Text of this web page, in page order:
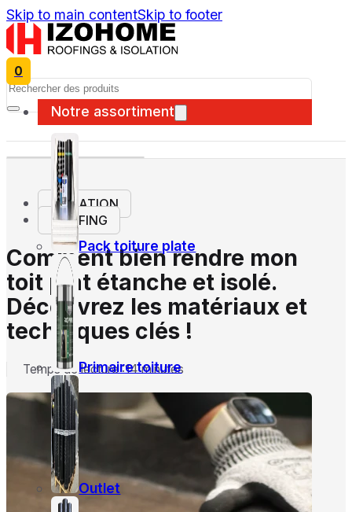
Skip to main contentSkip to footer
0
Notre assortiment
Pack toiture plate
Primaire toiture
Outlet
Search
ISOLATION
ROOFING
Comment bien rendre mon
toit plat étanche et isolé.
Découvrez les matériaux et
techniques clés !
Temps de lecture :14 minutes